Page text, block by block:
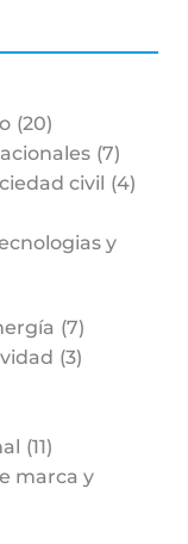
(20)
(7)
civil (4)
y
(7)
(3)
(11)
marca y